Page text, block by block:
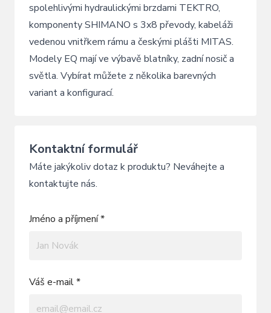
spolehlivými hydraulickými brzdami TEKTRO,
komponenty SHIMANO s 3x8 převody, kabeláži
vedenou vnitřkem rámu a českými plášti MITAS.
Modely EQ mají ve výbavě blatníky, zadní nosič a
světla. Vybírat můžete z několika barevných
variant a konfigurací.
Kontaktní formulář
Máte jakýkoliv dotaz k produktu? Neváhejte a
kontaktujte nás.
Jméno a příjmení *
Váš e-mail *